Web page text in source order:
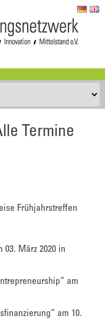
Termine
Frühjahrstreffen
03. März 2020 in
am
am 10.